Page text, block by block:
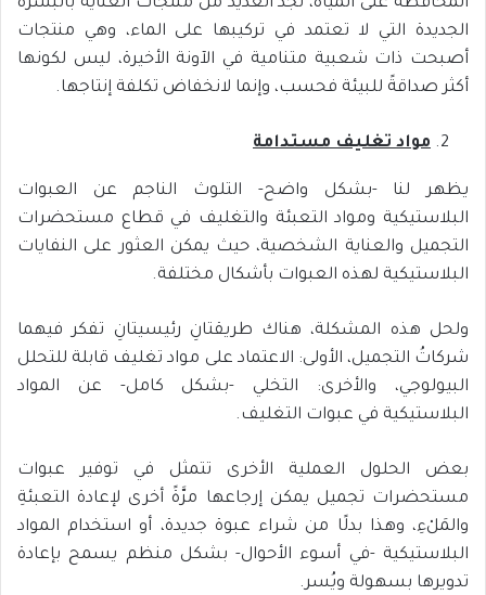
المحافظة على المياه، نجد العديد من منتجات العناية بالبشرة
الجديدة التي لا تعتمد في تركيبها على الماء، وهي منتجات
أصبحت ذات شعبية متنامية في الآونة الأخيرة، ليس لكونها
أكثر صداقةً للبيئة فحسب، وإنما لانخفاض تكلفة إنتاجها.
مواد تغليف مستدامة
يظهر لنا -بشكل واضح- التلوث الناجم عن العبوات
البلاستيكية ومواد التعبئة والتغليف في قطاع مستحضرات
التجميل والعناية الشخصية، حيث يمكن العثور على النفايات
البلاستيكية لهذه العبوات بأشكال مختلفة.
ولحل هذه المشكلة، هناك طريقتانِ رئيسيتانِ تفكر فيهما
شركاتُ التجميل، الأولى: الاعتماد على مواد تغليف قابلة للتحلل
البيولوجي، والأخرى: التخلي -بشكل كامل- عن المواد
البلاستيكية في عبوات التغليف.
بعض الحلول العملية الأخرى تتمثل في توفير عبوات
مستحضرات تجميل يمكن إرجاعها مرَّةً أخرى لإعادة التعبئةِ
والمَلْءِ، وهذا بدلًا من شراء عبوة جديدة، أو استخدام المواد
البلاستيكية -في أسوء الأحوال- بشكل منظم يسمح بإعادة
تدويرها بسهولة ويُسر.